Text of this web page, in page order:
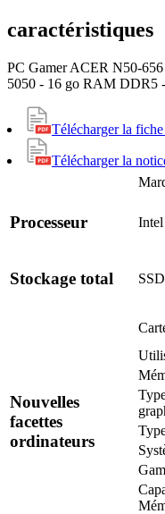
caractéristiques
PC Gamer ACER N50-
5050 - 16 go RAM DDR5
Télécharger la
Télécharger la
Processeur
Stockage total
Nouvelles
facettes
ordinateurs